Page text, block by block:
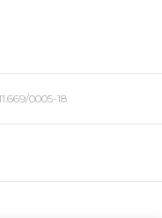
0005-18